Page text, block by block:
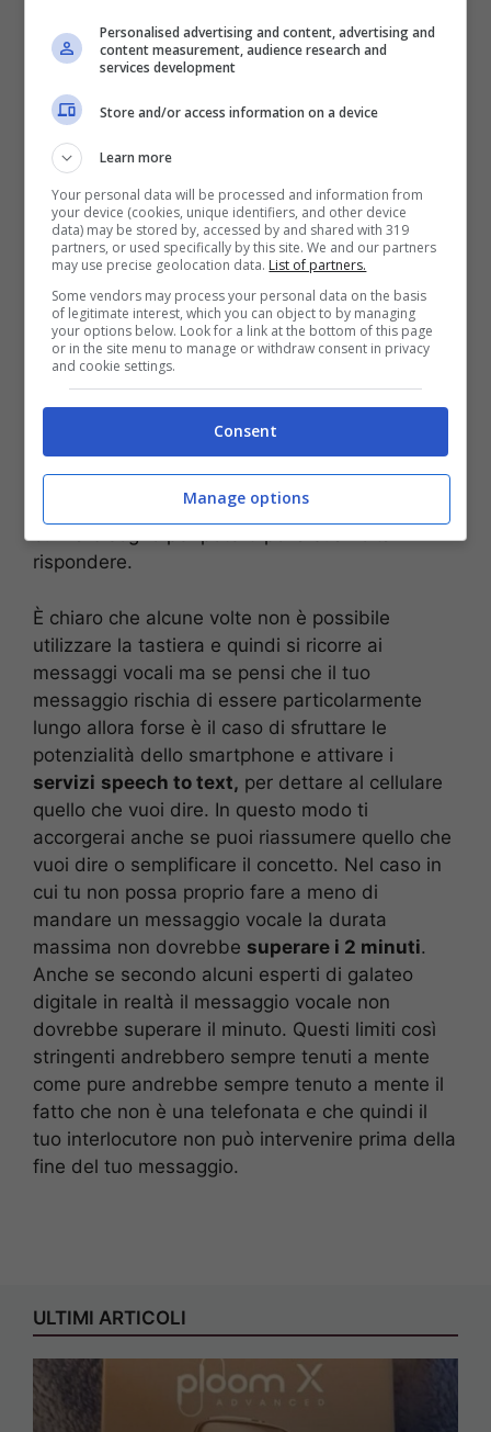
Messaggi vocali su WhatsApp, un problema in questo caso! –
Ma sarebbe opportuno non pensare che chi
riceve i tuoi messaggi vocali lunghissimi debba
necessariamente fare affidamento sulla
riproduzione accelerata per poter ascoltare
tutto ciò che hai da dire. Trattandosi di
messaggi e non di una telefonata il primo
informazioni strettamente
necessarie.Il messaggio vocale dovrebbe
infatti essere conciso esattamente come se lo
stessi scrivendo per fornire al destinatario ciò di
cui ha bisogno per poterti poi a sua volta
rispondere.
È chiaro che alcune volte non è possibile
utilizzare la tastiera e quindi si ricorre ai
messaggi vocali ma se pensi che il tuo
messaggio rischia di essere particolarmente
lungo allora forse è il caso di sfruttare le
potenzialità dello smartphone e attivare i
servizi speech to text, per dettare al cellulare
quello che vuoi dire. In questo modo ti
accorgerai anche se puoi riassumere quello che
vuoi dire o semplificare il concetto. Nel caso in
cui tu non possa proprio fare a meno di
mandare un messaggio vocale la durata
massima non dovrebbe superare i 2 minuti.
Anche se secondo alcuni esperti di galateo
digitale in realtà il messaggio vocale non
dovrebbe superare il minuto. Questi limiti così
stringenti andrebbero sempre tenuti a mente
come pure andrebbe sempre tenuto a mente il
fatto che non è una telefonata e che quindi il
tuo interlocutore non può intervenire prima della
fine del tuo messaggio.
ULTIMI ARTICOLI
Personalised advertising and content, advertising and
content measurement, audience research and
services development
Store and/or access information on a device
Learn more
Your personal data will be processed and information from
your device (cookies, unique identifiers, and other device
data) may be stored by, accessed by and shared with 319
partners, or used specifically by this site. We and our partners
may use precise geolocation data. List of partners.
Some vendors may process your personal data on the basis
of legitimate interest, which you can object to by managing
your options below. Look for a link at the bottom of this page
or in the site menu to manage or withdraw consent in privacy
and cookie settings.
Consent
Manage options